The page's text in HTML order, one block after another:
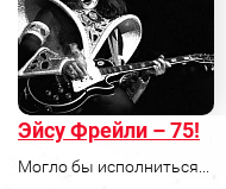
Эйсу Фрейли – 75!
Могло бы исполниться...